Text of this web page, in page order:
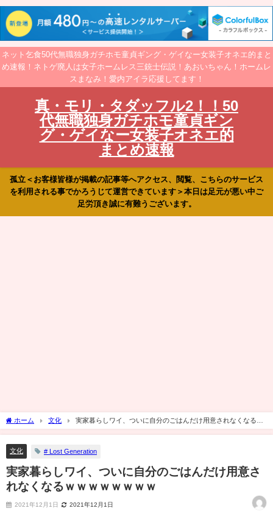
ネット乞食50代無職独身ガチホモ童貞ギング・ゲイなー女装子オネエ的まと
め速報！ネトゲ廃人は女子ホームレス三銃士伝説！あおいちゃん！ホームレ
スまなみ！愛内アイラ応援してます！
真・モリ・タダッフル2！！50
代無職独身ガチホモ童貞ギン
グ・ゲイなー女装子オネエ的
まとめ速報
孤立＜お客様皆様が掲載の記事等へアクセス、閲覧、こちらのサービス
を利用される事でかろうじて運営できています＞本日は足元が悪い中ご
足労頂き誠に有難うございます。
ホーム 文化
実家暮らしワイ、ついに自分のごはんだけ用意されなくなるｗ
ｗｗｗｗｗｗｗ
文化 # Lost Generation
実家暮らしワイ、ついに自分のごはんだけ用意さ
れなくなるｗｗｗｗｗｗｗｗ
2021年12月1日 2021年12月1日